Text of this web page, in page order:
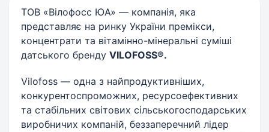
ТОВ «Вілофосс ЮА» — компанія, яка
представляє на ринку України премікси,
концентрати та вітамінно-мінеральні суміші
датського бренду VILOFOSS®.
Vilofoss — одна з найпродуктивніших,
конкурентоспроможних, ресурсоефективних
та стабільних світових сільськогосподарських
виробничих компаній, беззаперечний лідер